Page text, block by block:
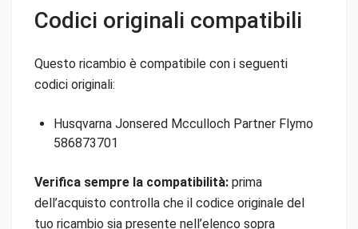
Codici originali compatibili
Questo ricambio è compatibile con i seguenti
codici originali:
Husqvarna Jonsered Mcculloch Partner Flymo
586873701
Verifica sempre la compatibilità: prima
dell’acquisto controlla che il codice originale del
tuo ricambio sia presente nell’elenco sopra